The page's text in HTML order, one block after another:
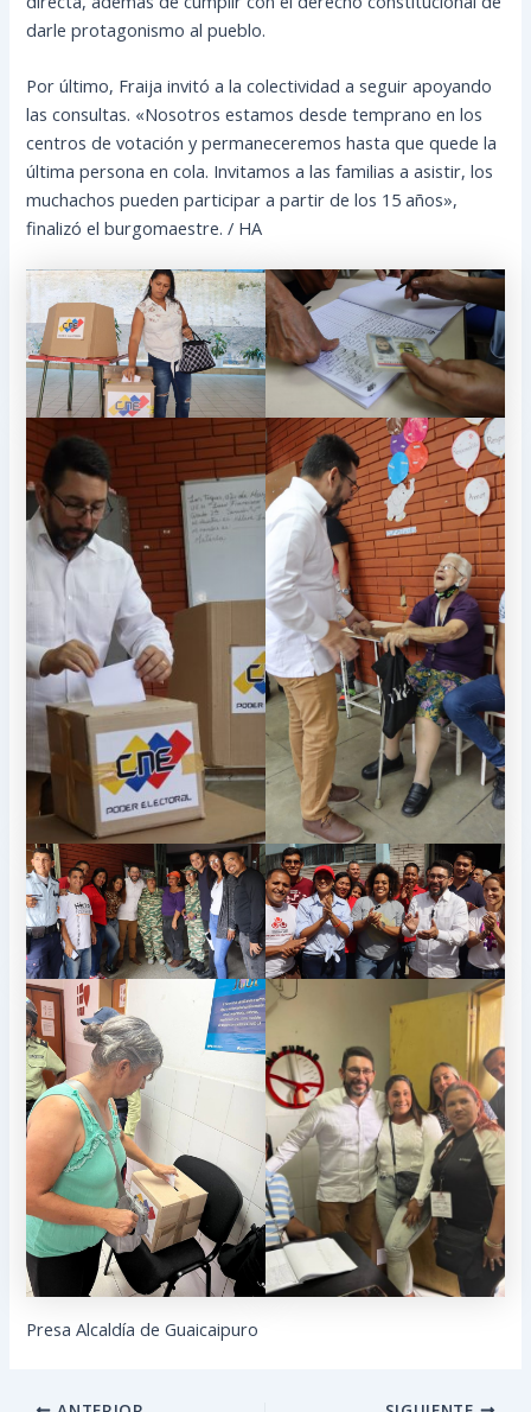
darle protagonismo al pueblo.
Por último, Fraija invitó a la colectividad a seguir apoyando
las consultas. «Nosotros estamos desde temprano en los
centros de votación y permaneceremos hasta que quede la
última persona en cola. Invitamos a las familias a asistir, los
muchachos pueden participar a partir de los 15 años»,
finalizó el burgomaestre. / HA
Presa Alcaldía de Guaicaipuro